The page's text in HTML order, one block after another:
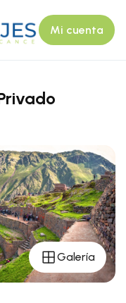
Mi cuenta
Galería